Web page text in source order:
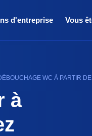
d'entreprise Vous
WC À PARTIR
à